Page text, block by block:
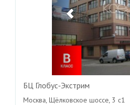
БЦ Глобус-Экстрим
Москва, Щёлковское шоссе, 3 с1